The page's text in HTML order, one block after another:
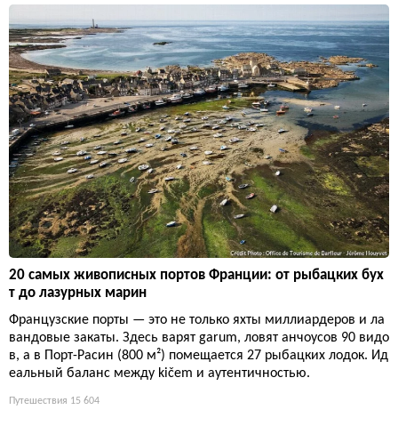
20 самых живописных портов Франции: от рыбацких бух
т до лазурных марин
Французские порты — это не только яхты миллиардеров и ла
вандовые закаты. Здесь варят garum, ловят анчоусов 90 видо
в, а в Порт-Расин (800 м²) помещается 27 рыбацких лодок. Ид
еальный баланс между kičem и аутентичностью.
Путешествия 15 604